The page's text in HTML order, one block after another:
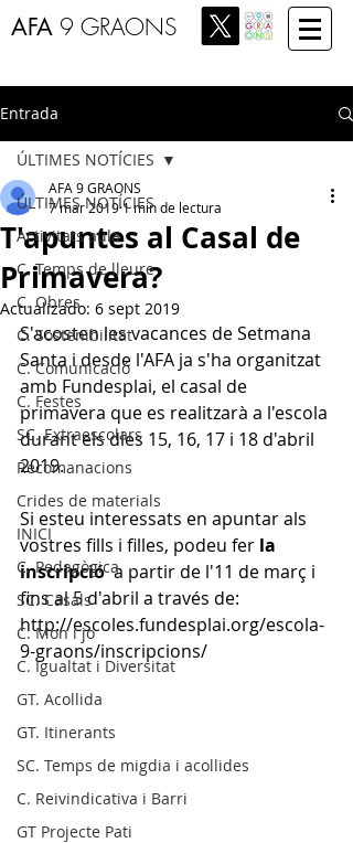
AFA 9 GRAONS
Entrada
ÚLTIMES NOTÍCIES
Activitats aula
C. Temps de lleure
C. Obres
C. Sostenibilitat
C. Comunicació
C. Festes
SC. Extraescolars
Recomanacions
Crides de materials
INICI
C. Pedagògica
SC. Casals
C. Mon i jo
C. Igualtat i Diversitat
GT. Acollida
GT. Itinerants
SC. Temps de migdia i acollides
C. Reivindicativa i Barri
GT Projecte Pati
ÚLTIMES NOTÍCIES
T'apuntes al Casal de
Primavera?
AFA 9 GRAONS
7 mar 2019 1 min de lectura
Actualizado: 6 sept 2019
S'acosten les vacances de Setmana
Santa i desde l'AFA ja s'ha organitzat
amb Fundesplai, el casal de
primavera que es realitzarà a l'escola
durant els dies 15, 16, 17 i 18 d'abril
2019.
Si esteu interessats en apuntar als
vostres fills i filles, podeu fer la
inscripció
  a partir de l'11 de març i
fins al 5 d'abril a través de:
http://escoles.fundesplai.org/escola-
9-graons/inscripcions/